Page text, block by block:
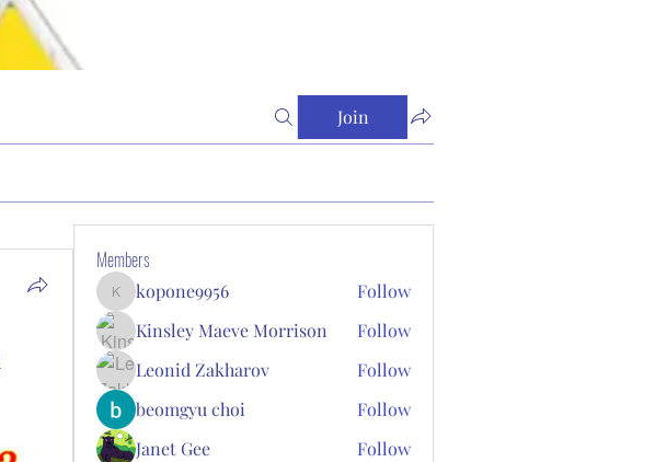
Join
Members
kopone9956
kopone9956
Follow
Kinsley Maeve Morrison
Follow
Leonid Zakharov
Follow
beomgyu choi
Follow
Janet Gee
Follow